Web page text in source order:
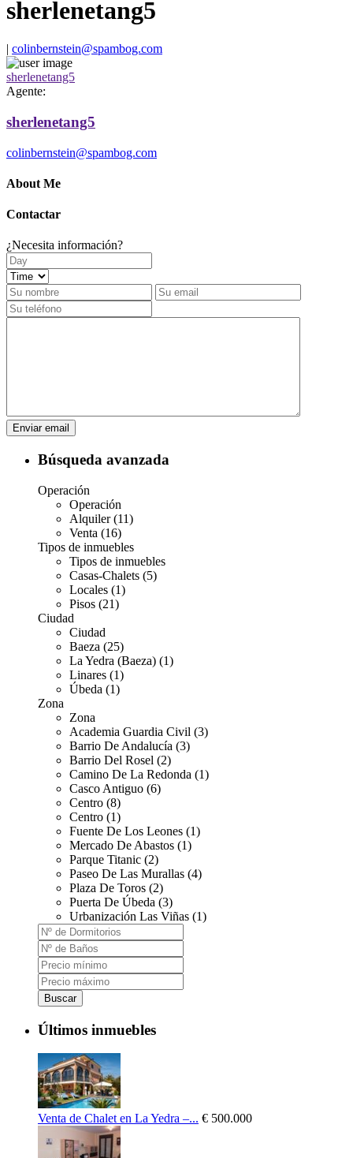
sherlenetang5
| colinbernstein@spambog.com
sherlenetang5
Agente:
sherlenetang5
colinbernstein@spambog.com
About Me
Contactar
¿Necesita información?
Búsqueda avanzada
Operación
Operación
Alquiler (11)
Venta (16)
Tipos de inmuebles
Tipos de inmuebles
Casas-Chalets (5)
Locales (1)
Pisos (21)
Ciudad
Ciudad
Baeza (25)
La Yedra (Baeza) (1)
Linares (1)
Úbeda (1)
Zona
Zona
Academia Guardia Civil (3)
Barrio De Andalucía (3)
Barrio Del Rosel (2)
Camino De La Redonda (1)
Casco Antiguo (6)
Centro (8)
Centro (1)
Fuente De Los Leones (1)
Mercado De Abastos (1)
Parque Titanic (2)
Paseo De Las Murallas (4)
Plaza De Toros (2)
Puerta De Úbeda (3)
Urbanización Las Viñas (1)
Buscar
Últimos inmuebles
Venta de Chalet en La Yedra –... € 500.000